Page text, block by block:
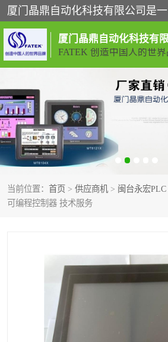
厦门晶鼎自动化科技有
FATEK 创造中国人的世界
当前位置： 首页 > 供应商机 > 闽台永宏PLC
可编程控制器 技术服务
闽台永宏PLC
正弦变频器正弦伺服 魏
ABB电流开关 魏
丹佛斯变频器
安
克罗地亚 普